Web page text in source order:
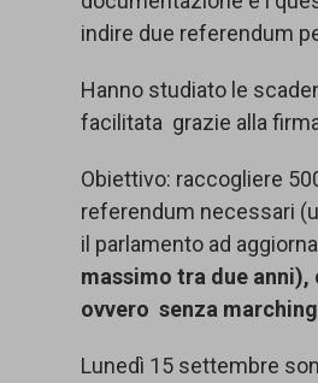
indire due referendum
Hanno studiato le
facilitata grazie alla
Obiettivo: raccogliere
referendum necessari
il parlamento ad
massimo tra due
ovvero senza
Lunedì 15 settembre